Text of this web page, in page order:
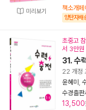
미리보기 책소개
양탄자배
초중고
서 3만원
31. 수
22 개정
윤혜미
수경출판
13,500